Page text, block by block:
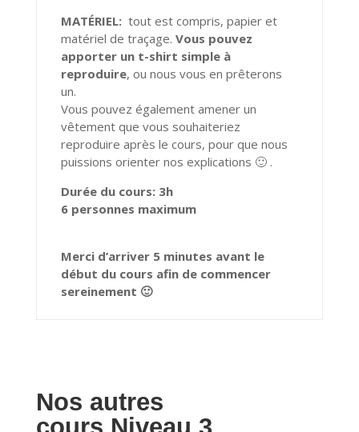
MATÉRIEL:tout est compris, papier et
matériel de traçage. Vous pouvez
apporter un t-shirt simple à
reproduire, ou nous vous en prêterons
un.
Vous pouvez également amener un
vêtement que vous souhaiteriez
reproduire après le cours, pour que nous
puissions orienter nos explications 🙂 .
Durée du cours: 3h
6 personnes maximum
Merci d’arriver 5 minutes avant le
début du cours afin de commencer
sereinement 🙂
Nos autres